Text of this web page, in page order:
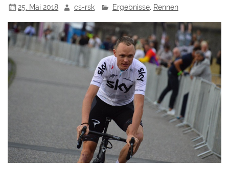
25. Mai 2018 cs-rsk Ergebnisse, Rennen